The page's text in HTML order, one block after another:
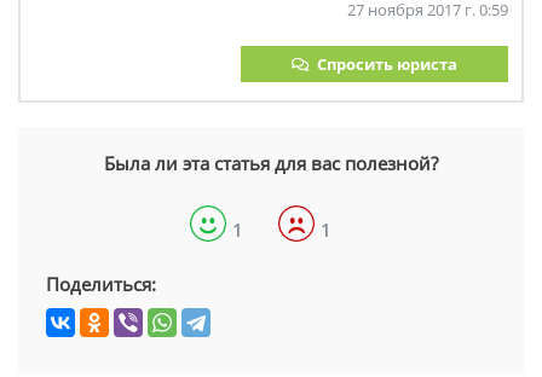
27 ноября 2017 г. 0:59
Спросить юриста
Была ли эта статья для вас полезной?
1 1
Поделиться: